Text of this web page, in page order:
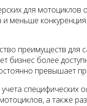
для
меньше
преимуществ
бизнес более
превышает
а также